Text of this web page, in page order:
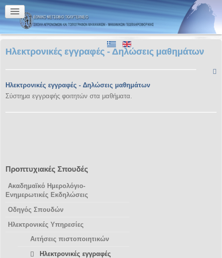
Ηλεκτρονικές εγγραφές - Δηλώσεις μαθημάτων
Ηλεκτρονικές εγγραφές - Δηλώσεις μαθημάτων
Σύστημα εγγραφής φοιτητών στα μαθήματα.
Προπτυχιακές Σπουδές
Ακαδημαϊκό Ημερολόγιο-
Ενημερωτικές Εκδηλώσεις
Οδηγός Σπουδών
Ηλεκτρονικές Υπηρεσίες
Αιτήσεις πιστοποιητικών
Ηλεκτρονικές εγγραφές